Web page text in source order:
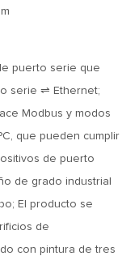
puerto serie que
serie ⇌ Ethernet;
Modbus y modos
que pueden cumplir
de puerto
de grado industrial
El producto se
de
con pintura de tres